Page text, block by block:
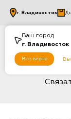
Ваш город
г. Владивосток
Все верно
г. Владивосток